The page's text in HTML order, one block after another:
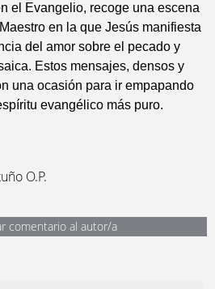
el Evangelio, recoge una escena
en la que Jesús manifiesta
del amor sobre el pecado y
Estos mensajes, densos y
una ocasión para ir empapando
evangélico más puro.
O.P.
comentario al autor/a